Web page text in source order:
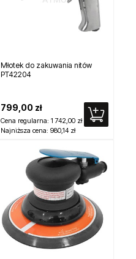
Młotek do zakuwania nitów
PT42204
799,00 zł
Cena regularna: 1 742,00 zł
Najniższa cena: 980,14 zł